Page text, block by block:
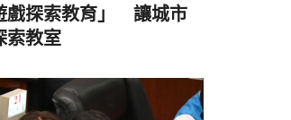
戲探索教育」 讓城市
索教室